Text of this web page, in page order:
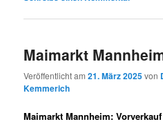
Maimarkt
Veröffentlicht am21. März 2025von
Kemmerich
Maimarkt Mannheim: